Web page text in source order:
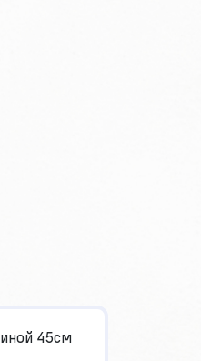
45см